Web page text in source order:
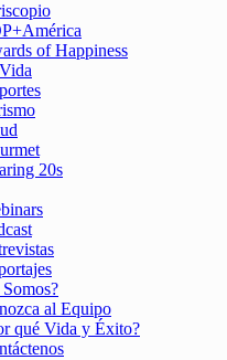
of Happiness
20s
al Equipo
qué Vida y Éxito?